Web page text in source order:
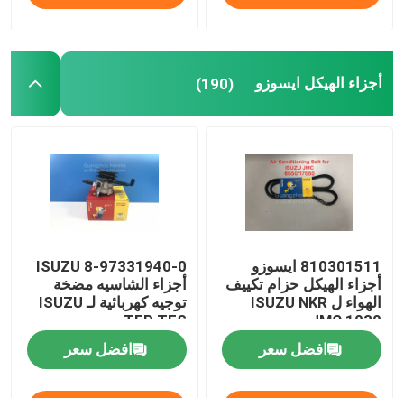
أجزاء الهيكل ايسوزو (190)
810301511 ايسوزو
أجزاء الهيكل حزام تكييف
الهواء ل ISUZU NKR
JMC 1030
افضل سعر
8-97331940-0 ISUZU
أجزاء الشاسيه مضخة
توجيه كهربائية لـ ISUZU
TFR TFS
افضل سعر